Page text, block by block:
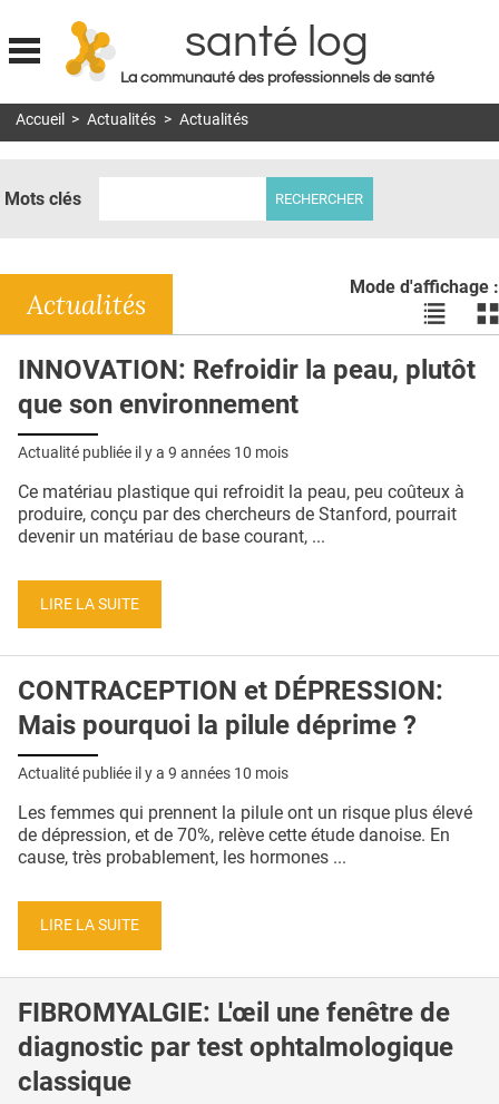
Jump to navigation
santé log
La communauté des professionnels de santé
MON COMPTE
DOSSIERS
RÉSEAUX
E-REVUE SAD
THÉMA
QUI SOMMES-NOUS ?
CONDITIONS GÉNÉRALES
CRÉDITS
Accueil > Actualités > Actualités
Mots clés
Mode d'affichage :
Voir
les
en
les
Actualités
INNOVATION: Refroidir la peau, plutôt
que son environnement
Actualité publiée il y a 9 années 10 mois
Ce matériau plastique qui refroidit la peau, peu coûteux à
produire, conçu par des chercheurs de Stanford, pourrait
devenir un matériau de base courant, ...
LIRE LA SUITE
CONTRACEPTION et DÉPRESSION:
Mais pourquoi la pilule déprime ?
Actualité publiée il y a 9 années 10 mois
Les femmes qui prennent la pilule ont un risque plus élevé
de dépression, et de 70%, relève cette étude danoise. En
cause, très probablement, les hormones ...
LIRE LA SUITE
FIBROMYALGIE: L'œil une fenêtre de
diagnostic par test ophtalmologique
classique